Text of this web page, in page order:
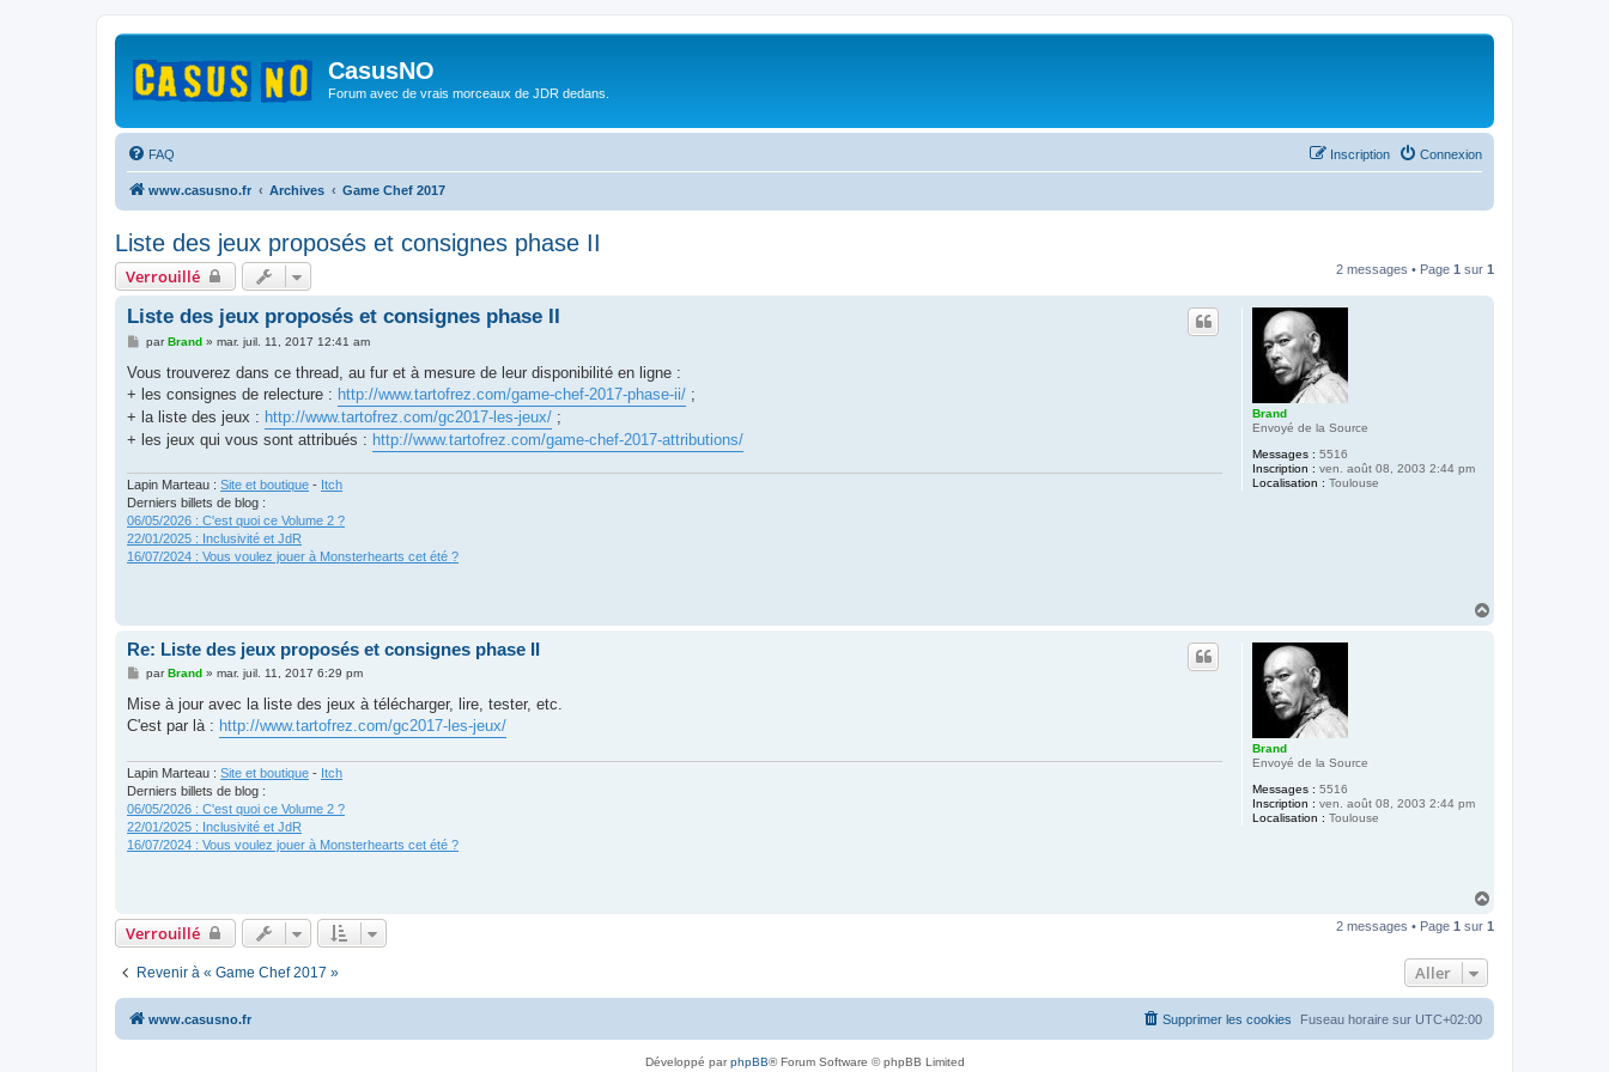
CasusNO
Forum avec de vrais morceaux de JDR dedans.
FAQ Connexion
Inscription
www.casusno.fr Archives Game Chef 2017
Liste des jeux proposés et consignes phase II
Verrouillé 2 messages • Page 1 sur 1
Brand
Envoyé de la Source
Messages : 5516
Inscription : ven. août 08, 2003 2:44 pm
Localisation : Toulouse
Liste des jeux proposés et consignes phase II
M
s
a
g
e
parBrand» mar. juil. 11, 2017 12:41 am
Vous trouverez dans ce thread, au fur et à mesure de leur disponibilité en ligne :
+ les consignes de relecture : http://www.tartofrez.com/game-chef-2017-phase-ii/ ;
+ la liste des jeux : http://www.tartofrez.com/gc2017-les-jeux/ ;
+ les jeux qui vous sont attribués : http://www.tartofrez.com/game-chef-2017-attributions/
Lapin Marteau : Site et boutique - Itch
Derniers billets de blog :
06/05/2026 : C'est quoi ce Volume 2 ?
22/01/2025 : Inclusivité et JdR
16/07/2024 : Vous voulez jouer à Monsterhearts cet été ?
Brand
Envoyé de la Source
Messages : 5516
Inscription : ven. août 08, 2003 2:44 pm
Localisation : Toulouse
Re: Liste des jeux proposés et consignes phase II
M
s
a
parBrand» mar. juil. 11, 2017 6:29 pm
Mise à jour avec la liste des jeux à télécharger, lire, tester, etc.
C'est par là : http://www.tartofrez.com/gc2017-les-jeux/
Lapin Marteau : Site et boutique - Itch
Derniers billets de blog :
06/05/2026 : C'est quoi ce Volume 2 ?
22/01/2025 : Inclusivité et JdR
16/07/2024 : Vous voulez jouer à Monsterhearts cet été ?
u
Verrouillé 2 messages • Page 1 sur 1
Revenir à « Game Chef 2017 » Aller
www.casusno.fr Fuseau horaire sur UTC+02:00
Supprimer les cookies
Développé parphpBB® Forum Software © phpBB Limited